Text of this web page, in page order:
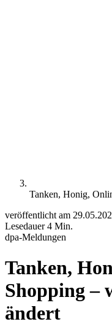
Tanken, Honig,
veröffentlicht am
Lesedauer4 Min.
dpa-Meldungen
Tanken,
Shopping –
ändert